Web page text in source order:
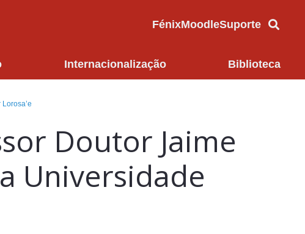
FénixMoodleSuporte
Internacionalização Biblioteca
Doutor Jaime
Universidade